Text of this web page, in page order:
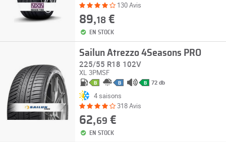
130 Avis
89,18€
EN STOCK
Sailun Atrezzo 4Seasons PRO
225/55 R18 102V
XL 3PMSF
B B B 72 db
4 saisons
318 Avis
62,69 €
EN STOCK